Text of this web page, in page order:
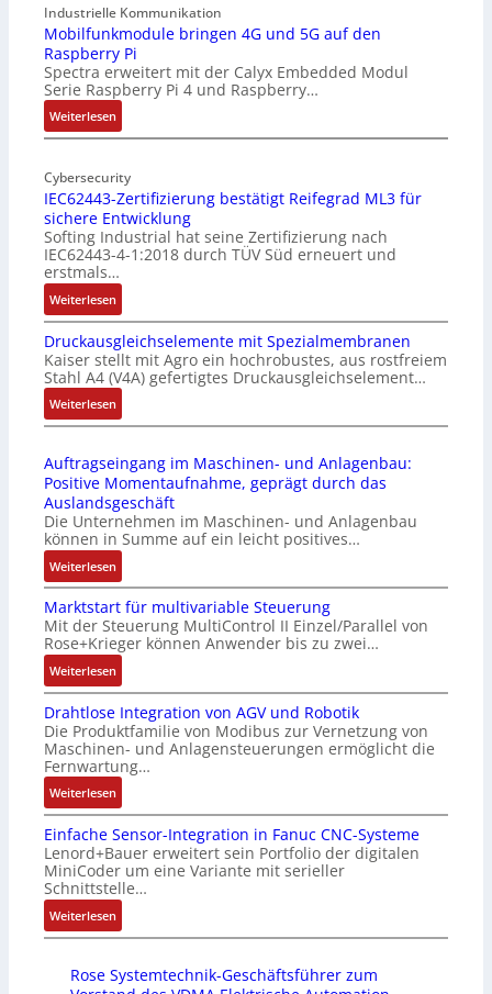
9
-
Z
o
l
l
-
n
d
u
s
t
r
i
e
-
P
C
l
ä
s
t
s
i
c
h
f
l
e
x
i
b
e
l
f
ü
r
i
e
A
n
w
n
d
Industrielle Kommunikation
Mobilfunkmodule bringen 4G und 5G auf den
Raspberry Pi
Spectra erweitert mit der Calyx Embedded Modul
Serie Raspberry Pi 4 und Raspberry…
Weiterlesen:
M
b
i
l
f
u
n
k
m
o
d
u
l
e
r
i
n
g
e
n
G
u
n
d
5
G
a
u
d
n
R
a
p
e
Cybersecurity
IEC62443-Zertifizierung bestätigt Reifegrad ML3 für
sichere Entwicklung
Softing Industrial hat seine Zertifizierung nach
IEC62443-4-1:2018 durch TÜV Süd erneuert und
erstmals…
Weiterlesen:
I
E
6
2
4
3
-
Z
e
r
t
i
f
i
z
i
e
u
n
g
b
e
s
t
ä
t
i
R
Druckausgleichselemente mit Spezialmembranen
Kaiser stellt mit Agro ein hochrobustes, aus rostfreiem
Stahl A4 (V4A) gefertigtes Druckausgleichselement…
Weiterlesen:
D
u
c
k
a
u
s
g
l
e
i
c
h
e
l
e
m
e
n
t
e
m
i
S
p
Auftragseingang im Maschinen- und Anlagenbau:
Positive Momentaufnahme, geprägt durch das
Auslandsgeschäft
Die Unternehmen im Maschinen- und Anlagenbau
können in Summe auf ein leicht positives…
Weiterlesen:
A
u
f
t
r
a
g
s
e
i
n
g
a
n
g
i
m
M
s
Marktstart für multivariable Steuerung
Mit der Steuerung MultiControl II Einzel/Parallel von
Rose+Krieger können Anwender bis zu zwei…
Weiterlesen:
M
a
r
k
t
s
t
a
r
t
f
ü
r
u
Drahtlose Integration von AGV und Robotik
Die Produktfamilie von Modibus zur Vernetzung von
Maschinen- und Anlagensteuerungen ermöglicht die
Fernwartung…
Weiterlesen:
D
r
a
h
t
l
o
e
Einfache Sensor-Integration in Fanuc CNC-Systeme
Lenord+Bauer erweitert sein Portfolio der digitalen
MiniCoder um eine Variante mit serieller
Schnittstelle…
Weiterlesen:
E
n
Rose Systemtechnik-Geschäftsführer zum